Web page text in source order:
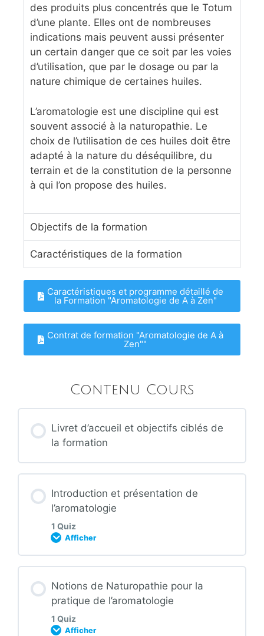
des produits plus concentrés que le Totum
d’une plante. Elles ont de nombreuses
indications mais peuvent aussi présenter
un certain danger que ce soit par les voies
d’utilisation, que par le dosage ou par la
nature chimique de certaines huiles.
L’aromatologie est une discipline qui est
souvent associé à la naturopathie. Le
choix de l’utilisation de ces huiles doit être
adapté à la nature du déséquilibre, du
terrain et de la constitution de la personne
à qui l’on propose des huiles.
Objectifs de la formation
Caractéristiques de la formation
Caractéristiques et programme détaillé de
la Formation "Aromatologie de A à Zen"
Contrat de formation "Aromatologie de A à
Zen""
Contenu Cours
Livret d’accueil et objectifs ciblés de
la formation
Introduction et présentation de
l’aromatologie
1 Quiz
Afficher
Quizz : Introduction et présentation de
Notions de Naturopathie pour la
pratique de l’aromatologie
1 Quiz
Afficher